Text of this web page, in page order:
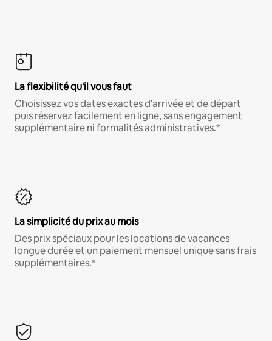
La flexibilité qu'il vous faut
Choisissez vos dates exactes d'arrivée et de départ
puis réservez facilement en ligne, sans engagement
supplémentaire ni formalités administratives.*
La simplicité du prix au mois
Des prix spéciaux pour les locations de vacances
longue durée et un paiement mensuel unique sans frais
supplémentaires.*